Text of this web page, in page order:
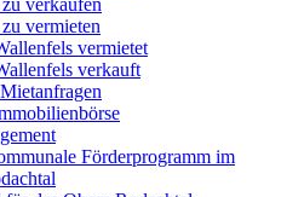
verkaufen
vermieten
vermietet
verkauft
Förderprogramm im